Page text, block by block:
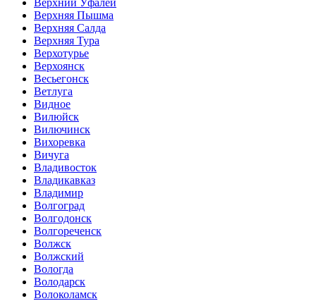
Верхний Уфалей
Верхняя Пышма
Верхняя Салда
Верхняя Тура
Верхотурье
Верхоянск
Весьегонск
Ветлуга
Видное
Вилюйск
Вилючинск
Вихоревка
Вичуга
Владивосток
Владикавказ
Владимир
Волгоград
Волгодонск
Волгореченск
Волжск
Волжский
Вологда
Володарск
Волоколамск